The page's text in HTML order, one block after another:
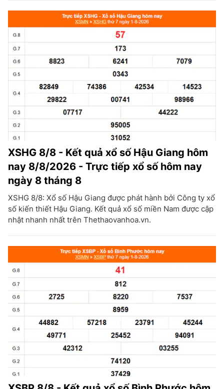
XSHG 8/8 - Kết quả xổ số Hậu Giang hôm
nay 8/8/2026 - Trực tiếp xổ số hôm nay
ngày 8 tháng 8
XSHG 8/8: Xổ số Hậu Giang được phát hành bởi Công ty xổ
số kiến thiết Hậu Giang. Kết quả xổ số miền Nam được cập
nhật nhanh nhất trên Thethaovanhoa.vn.